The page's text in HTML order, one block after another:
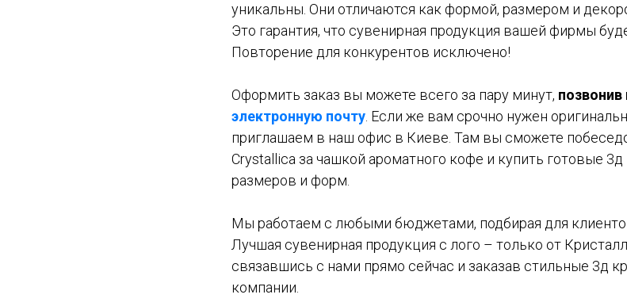
уникальны. Они отличаются как формой, размером и
Это гарантия, что сувенирная продукция вашей фирмы
Повторение для конкурентов исключено!
Оформить заказ вы можете всего за пару минут, позвонив
электронную почту . Если же вам срочно нужен
приглашаем в наш офис в Киеве. Там вы сможете
Crystallica за чашкой ароматного кофе и купить готовые
размеров и форм.
Мы работаем с любыми бюджетами, подбирая для
Лучшая сувенирная продукция с лого – только от
связавшись с нами прямо сейчас и заказав стильные 3д
компании.